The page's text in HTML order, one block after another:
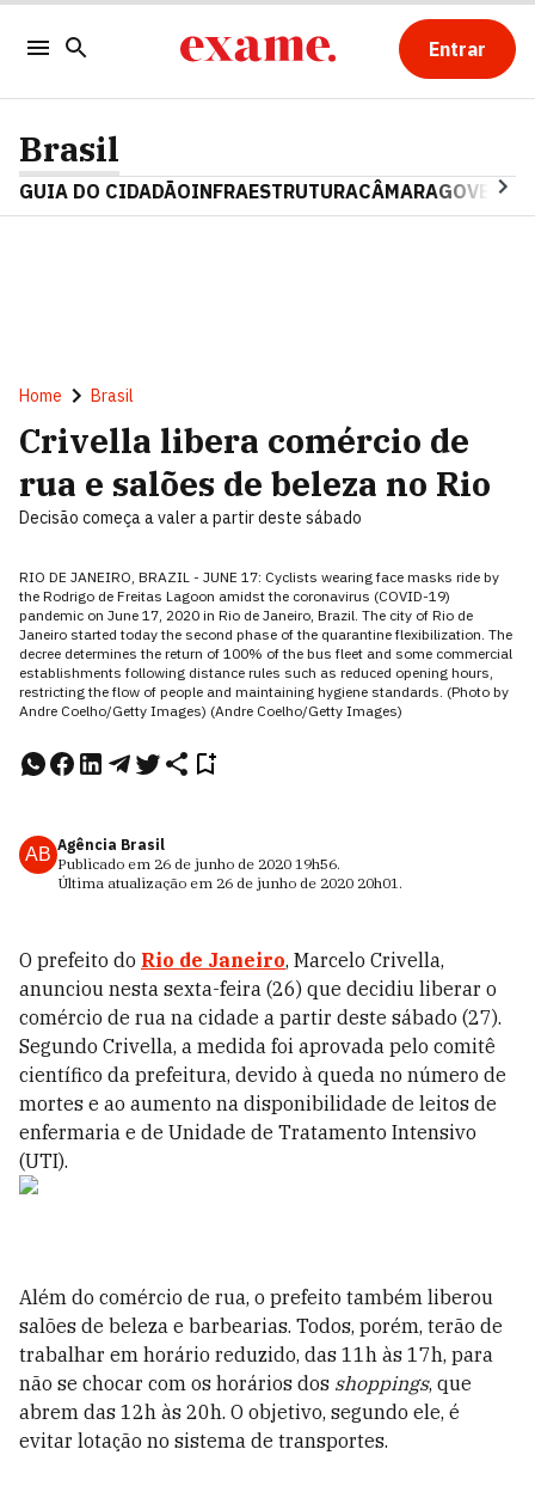
Entrar
Brasil
GUIA DO CIDADÃOINFRAESTRUTURACÂMARAGOVERNO
Home Brasil
Crivella libera comércio de
rua e salões de beleza no Rio
Decisão começa a valer a partir deste sábado
RIO DE JANEIRO, BRAZIL - JUNE 17: Cyclists wearing face masks ride by
the Rodrigo de Freitas Lagoon amidst the coronavirus (COVID-19)
pandemic on June 17, 2020 in Rio de Janeiro, Brazil. The city of Rio de
Janeiro started today the second phase of the quarantine flexibilization. The
decree determines the return of 100% of the bus fleet and some commercial
establishments following distance rules such as reduced opening hours,
restricting the flow of people and maintaining hygiene standards. (Photo by
Andre Coelho/Getty Images) (Andre Coelho/Getty Images)
AB Agência Brasil
Publicado em 26 de junho de 2020 19h56.
Última atualização em 26 de junho de 2020 20h01.
O prefeito do Rio de Janeiro, Marcelo Crivella,
anunciou nesta sexta-feira (26) que decidiu liberar o
comércio de rua na cidade a partir deste sábado (27).
Segundo Crivella, a medida foi aprovada pelo comitê
científico da prefeitura, devido à queda no número de
mortes e ao aumento na disponibilidade de leitos de
enfermaria e de Unidade de Tratamento Intensivo
(UTI).
Além do comércio de rua, o prefeito também liberou
salões de beleza e barbearias. Todos, porém, terão de
trabalhar em horário reduzido, das 11h às 17h, para
não se chocar com os horários dos shoppings, que
abrem das 12h às 20h. O objetivo, segundo ele, é
evitar lotação no sistema de transportes.